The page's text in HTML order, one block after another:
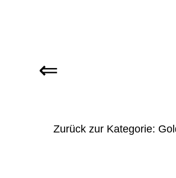
Zurück zur Kategorie: